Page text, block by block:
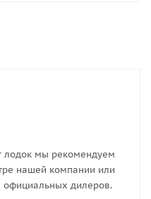
лодок мы рекомендуем
нашей компании или
дилеров.